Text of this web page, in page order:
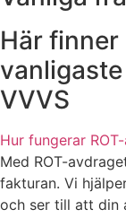
Här finner
VVVS
Hur fungerar
Med ROT-
fakturan. Vi
och ser till att din